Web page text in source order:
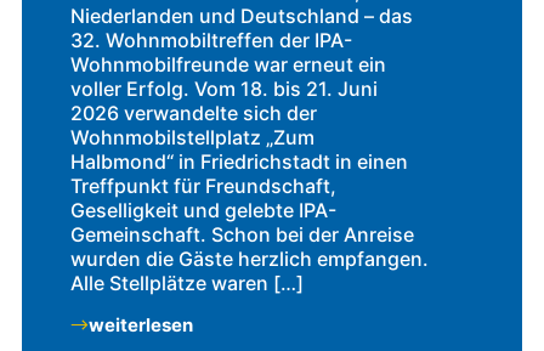
Niederlanden und Deutschland – das
32. Wohnmobiltreffen der IPA-
Wohnmobilfreunde war erneut ein
voller Erfolg. Vom 18. bis 21. Juni
2026 verwandelte sich der
Wohnmobilstellplatz „Zum
Halbmond“ in Friedrichstadt in einen
Treffpunkt für Freundschaft,
Geselligkeit und gelebte IPA-
Gemeinschaft. Schon bei der Anreise
wurden die Gäste herzlich empfangen.
Alle Stellplätze waren […]
weiterlesen